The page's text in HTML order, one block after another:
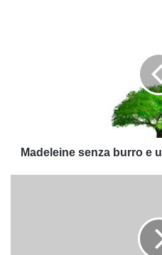
Madeleine senza burro e